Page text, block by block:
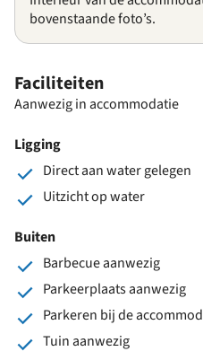
bovenstaande foto’s.
Faciliteiten
Aanwezig in accommodatie
Ligging
Direct aan water gelegen
Uitzicht op water
Buiten
Barbecue aanwezig
Parkeerplaats aanwezig
Parkeren bij de
Tuin aanwezig